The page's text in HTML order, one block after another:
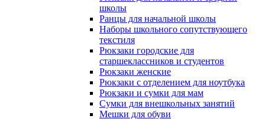
школы
Ранцы для начальной школы
Наборы школьного сопутствующего
текстиля
Рюкзаки городские для
старшеклассников и студентов
Рюкзаки женские
Рюкзаки с отделением для ноутбука
Рюкзаки и сумки для мам
Сумки для внешкольных занятий
Мешки для обуви